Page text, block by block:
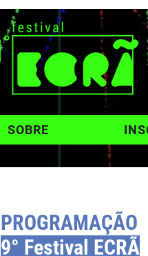
SOBRE
PROGRAMAÇÃO
9° Festival ECRÃ